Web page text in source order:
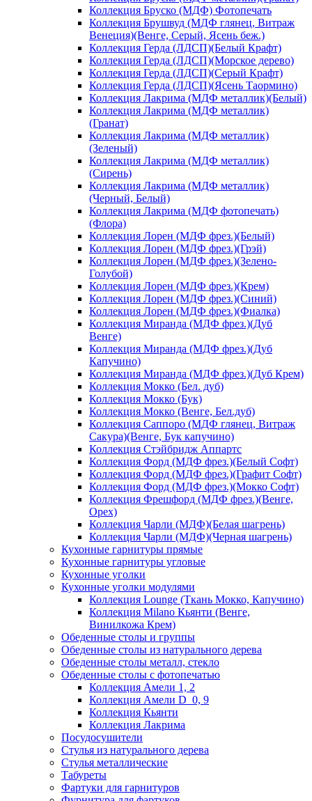
Коллекция Бруско (МДФ) Фотопечать
Коллекция Брушвуд (МДФ глянец, Витраж
Венеция)(Венге, Серый, Ясень беж.)
Коллекция Герда (ЛДСП)(Белый Крафт)
Коллекция Герда (ЛДСП)(Морское дерево)
Коллекция Герда (ЛДСП)(Серый Крафт)
Коллекция Герда (ЛДСП)(Ясень Таормино)
Коллекция Лакрима (МДФ металлик)(Белый)
Коллекция Лакрима (МДФ металлик)
(Гранат)
Коллекция Лакрима (МДФ металлик)
(Зеленый)
Коллекция Лакрима (МДФ металлик)
(Сирень)
Коллекция Лакрима (МДФ металлик)
(Черный, Белый)
Коллекция Лакрима (МДФ фотопечать)
(Флора)
Коллекция Лорен (МДФ фрез.)(Белый)
Коллекция Лорен (МДФ фрез.)(Грэй)
Коллекция Лорен (МДФ фрез.)(Зелено-
Голубой)
Коллекция Лорен (МДФ фрез.)(Крем)
Коллекция Лорен (МДФ фрез.)(Синий)
Коллекция Лорен (МДФ фрез.)(Фиалка)
Коллекция Миранда (МДФ фрез.)(Дуб
Венге)
Коллекция Миранда (МДФ фрез.)(Дуб
Капучино)
Коллекция Миранда (МДФ фрез.)(Дуб Крем)
Коллекция Мокко (Бел. дуб)
Коллекция Мокко (Бук)
Коллекция Мокко (Венге, Бел.дуб)
Коллекция Саппоро (МДФ глянец, Витраж
Сакура)(Венге, Бук капучино)
Коллекция Стэйбридж Аппартс
Коллекция Форд (МДФ фрез.)(Белый Софт)
Коллекция Форд (МДФ фрез.)(Графит Софт)
Коллекция Форд (МДФ фрез.)(Мокко Софт)
Коллекция Фрешфорд (МДФ фрез.)(Венге,
Орех)
Коллекция Чарли (МДФ)(Белая шагрень)
Коллекция Чарли (МДФ)(Черная шагрень)
Кухонные гарнитуры прямые
Кухонные гарнитуры угловые
Кухонные уголки
Кухонные уголки модулями
Коллекция Lounge (Ткань Мокко, Капучино)
Коллекция Milano Кьянти (Венге,
Винилкожа Крем)
Обеденные столы и группы
Обеденные столы из натурального дерева
Обеденные столы металл, стекло
Обеденные столы с фотопечатью
Коллекция Амели 1, 2
Коллекция Амели D_0, 9
Коллекция Кьянти
Коллекция Лакрима
Посудосушители
Стулья из натурального дерева
Стулья металлические
Табуреты
Фартуки для гарнитуров